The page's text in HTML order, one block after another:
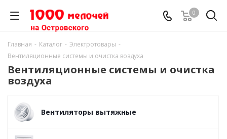
0
Главная - Каталог - Электротовары -
Вентиляционные системы и очистка воздуха
Вентиляционные системы и очистка
воздуха
Вентиляторы вытяжные